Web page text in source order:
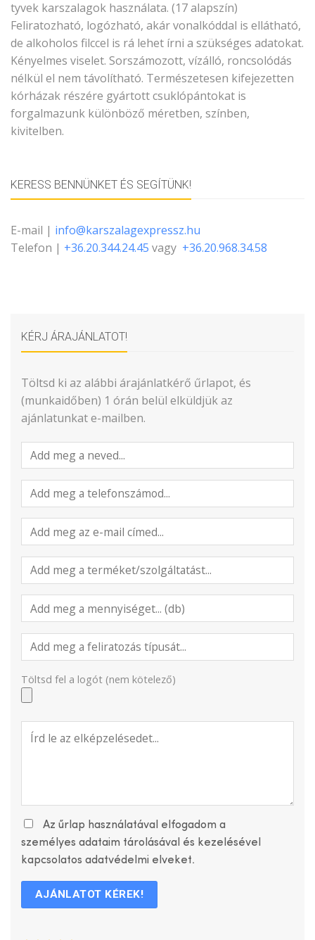
tyvek karszalagok használata. (17 alapszín)
Feliratozható, logózható, akár vonalkóddal is ellátható,
de alkoholos filccel is rá lehet írni a szükséges adatokat.
Kényelmes viselet. Sorszámozott, vízálló, roncsolódás
nélkül el nem távolítható. Természetesen kifejezetten
kórházak részére gyártott csuklópántokat is
forgalmazunk különböző méretben, színben,
kivitelben.
KERESS BENNÜNKET ÉS SEGÍTÜNK!
E-mail | info@karszalagexpressz.hu
Telefon | +36.20.344.24.45 vagy +36.20.968.34.58
KÉRJ ÁRAJÁNLATOT!
Töltsd ki az alábbi árajánlatkérő űrlapot, és
(munkaidőben) 1 órán belül elküldjük az
ajánlatunkat e-mailben.
Töltsd fel a logót (nem kötelező)
Az űrlap használatával elfogadom a
személyes adataim tárolásával és kezelésével
kapcsolatos adatvédelmi elveket.